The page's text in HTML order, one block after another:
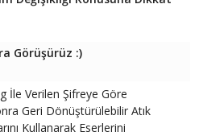
Görüşürüz :)